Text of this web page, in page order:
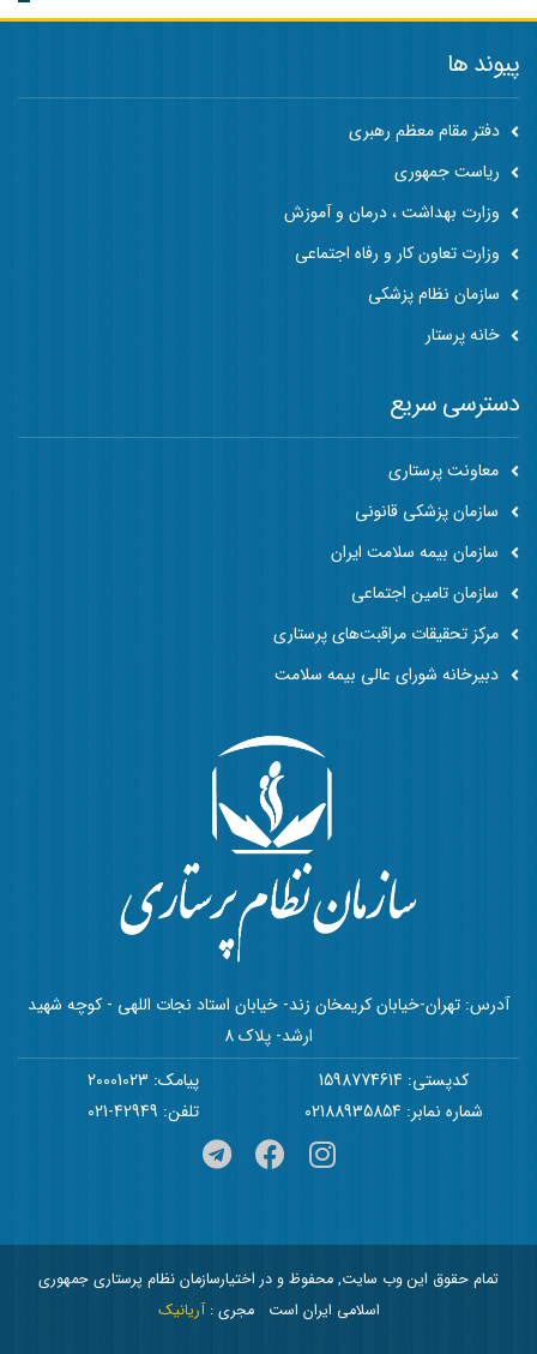
پیوند ها
دفتر مقام معظم رهبری
ریاست جمهوری
وزارت بهداشت ، درمان و آموزش
وزارت تعاون کار و رفاه اجتماعی
سازمان نظام پزشکی
خانه پرستار
آدرس: تهران-خیابان کریمخان زند- خیابان استاد نجات اللهی - کوچه شهید
ارشد- پلاک 8
کدپستی: 1598774614
پیامک: 20001023
شماره نمابر: 02188935854
تلفن: 42949-021
دسترسی سریع
معاونت پرستاری
سازمان پزشکی قانونی
سازمان بیمه سلامت ایران
سازمان تامین اجتماعی
مرکز تحقیقات مراقبت‌های پرستاری
دبیرخانه شورای عالی بیمه سلامت
تمام حقوق این وب سایت, محفوظ و در اختیارسازمان نظام پرستاری جمهوری
اسلامی ایران است
مجری :آریانیک